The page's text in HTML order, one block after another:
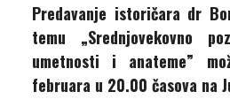
Predavanje istoričara dr
temu „Srednjovekovno
umetnosti i anateme”
februara u 20.00 časova na